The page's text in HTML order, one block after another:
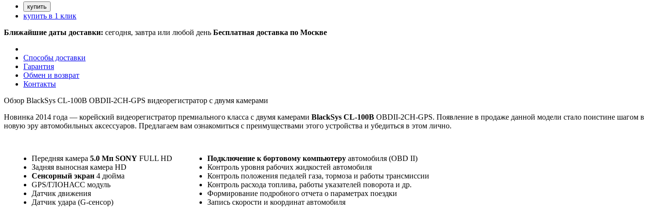
купить в 1 клик
Ближайшие даты доставки: сегодня, завтра или любой день Бесплатная доставка по Москве
Способы доставки
Гарантия
Обмен и возврат
Контакты
Обзор BlackSys CL-100B OBDII-2CH-GPS видеорегистратор с двумя камерами
Новинка 2014 года — корейский видеорегистратор премиального класса с двумя камерами BlackSys CL-100B OBDII-2CH-GPS. Появление в продаже данной модели стало поистине шагом в
новую эру автомобильных аксессуаров. Предлагаем вам ознакомиться с преимуществами этого устройства и убедиться в этом лично.
Передняя камера 5.0 Мп SONY FULL HD
Задняя выносная камера HD
Сенсорный экран 4 дюйма
GPS/ГЛОНАСС модуль
Датчик движения
Датчик удара (G-сенсор)
Подключение к бортовому компьютеру автомобиля (OBD II)
Контроль уровня рабочих жидкостей автомобиля
Контроль положения педалей газа, тормоза и работы трансмиссии
Контроль расхода топлива, работы указателей поворота и др.
Формирование подробного отчета о параметрах поездки
Запись скорости и координат автомобиля